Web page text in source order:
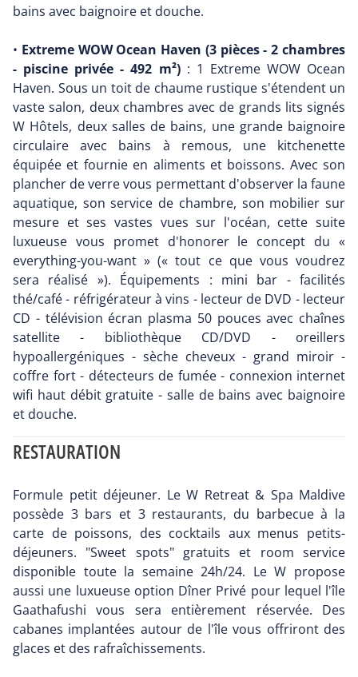
bains avec baignoire et douche.
• Extreme WOW Ocean Haven (3 pièces - 2 chambres
- piscine privée - 492 m²): 1 Extreme WOW Ocean
Haven. Sous un toit de chaume rustique s'étendent un
vaste salon, deux chambres avec de grands lits signés
W Hôtels, deux salles de bains, une grande baignoire
circulaire avec bains à remous, une kitchenette
équipée et fournie en aliments et boissons. Avec son
plancher de verre vous permettant d'observer la faune
aquatique, son service de chambre, son mobilier sur
mesure et ses vastes vues sur l'océan, cette suite
luxueuse vous promet d'honorer le concept du «
everything-you-want » (« tout ce que vous voudrez
sera réalisé »). Équipements : mini bar - facilités
thé/café - réfrigérateur à vins - lecteur de DVD - lecteur
CD - télévision écran plasma 50 pouces avec chaînes
satellite - bibliothèque CD/DVD - oreillers
hypoallergéniques - sèche cheveux - grand miroir -
coffre fort - détecteurs de fumée - connexion internet
wifi haut débit gratuite - salle de bains avec baignoire
et douche.
RESTAURATION
Formule petit déjeuner. Le W Retreat & Spa Maldive
possède 3 bars et 3 restaurants, du barbecue à la
carte de poissons, des cocktails aux menus petits-
déjeuners. "Sweet spots" gratuits et room service
disponible toute la semaine 24h/24. Le W propose
aussi une luxueuse option Dîner Privé pour lequel l'île
Gaathafushi vous sera entièrement réservée. Des
cabanes implantées autour de l'île vous offriront des
glaces et des rafraîchissements.